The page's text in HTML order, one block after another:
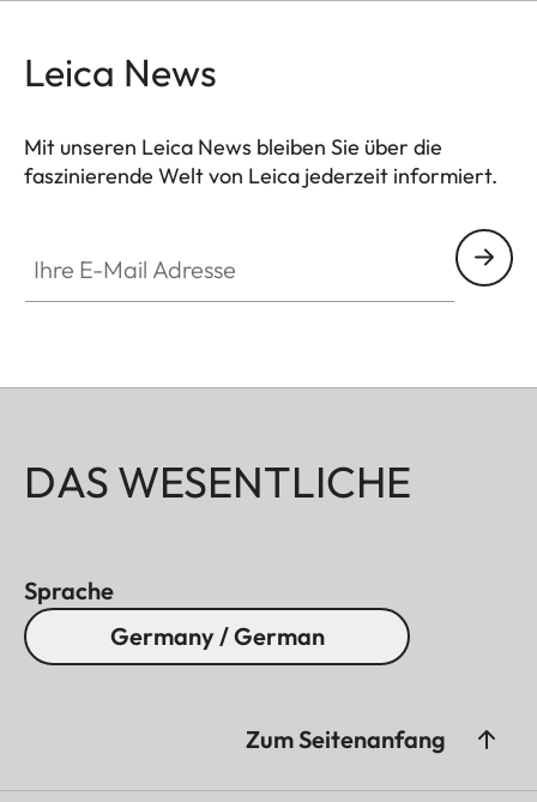
Leica News
Mit unseren Leica News bleiben Sie über die
faszinierende Welt von Leica jederzeit informiert.
DAS WESENTLICHE
Sprache
Germany / German
Zum Seitenanfang